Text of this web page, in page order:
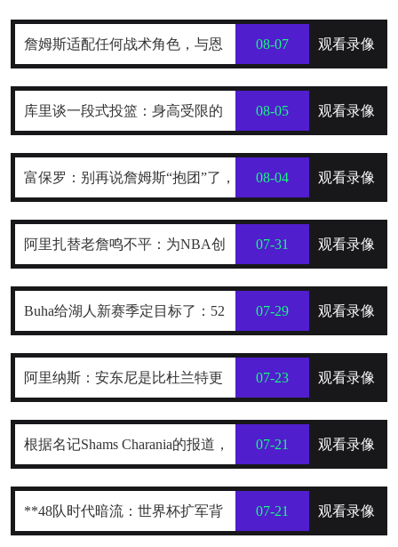
詹姆斯适配任何战术角色，与恩
比德搭档效果出色
08-07 观看录像
库里谈一段式投篮：身高受限的
我，靠它时刻保持发力与极快出手
08-05 观看录像
富保罗：别再说詹姆斯“抱团”了，
他只是在寻找最好的合作者
08-04 观看录像
阿里扎替老詹鸣不平：为NBA创
造数十亿财富，2年800万被亏待了
07-31 观看录像
Buha给湖人新赛季定目标了：52
到54胜，健康前提下西部前四稳了
07-29 观看录像
阿里纳斯：安东尼是比杜兰特更
全面的得分手
07-23 观看录像
根据名记Shams Charania的报道，
詹姆斯已经把目标范围缩小到了热
07-21 观看录像
**48队时代暗流：世界杯扩军背 07-21 观看录像